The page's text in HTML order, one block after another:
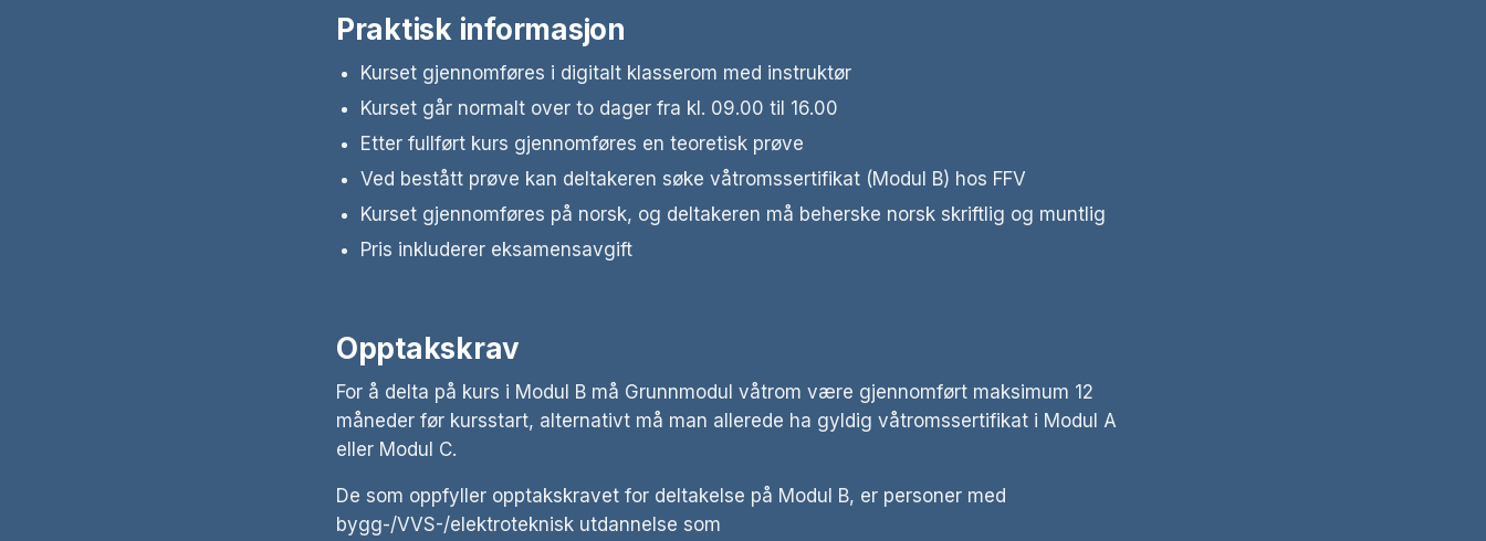
Praktisk informasjon
Kurset gjennomføres i digitalt klasserom med instruktør
Kurset går normalt over to dager fra kl. 09.00 til 16.00
Etter fullført kurs gjennomføres en teoretisk prøve
Ved bestått prøve kan deltakeren søke våtromssertifikat (Modul B) hos FFV
Kurset gjennomføres på norsk, og deltakeren må beherske norsk skriftlig og muntlig
Pris inkluderer eksamensavgift
Opptakskrav
For å delta på kurs i Modul B må Grunnmodul våtrom være gjennomført maksimum 12
måneder før kursstart, alternativt må man allerede ha gyldig våtromssertifikat i Modul A
eller Modul C.
De som oppfyller opptakskravet for deltakelse på Modul B, er personer med
bygg-/VVS-/elektroteknisk utdannelse som